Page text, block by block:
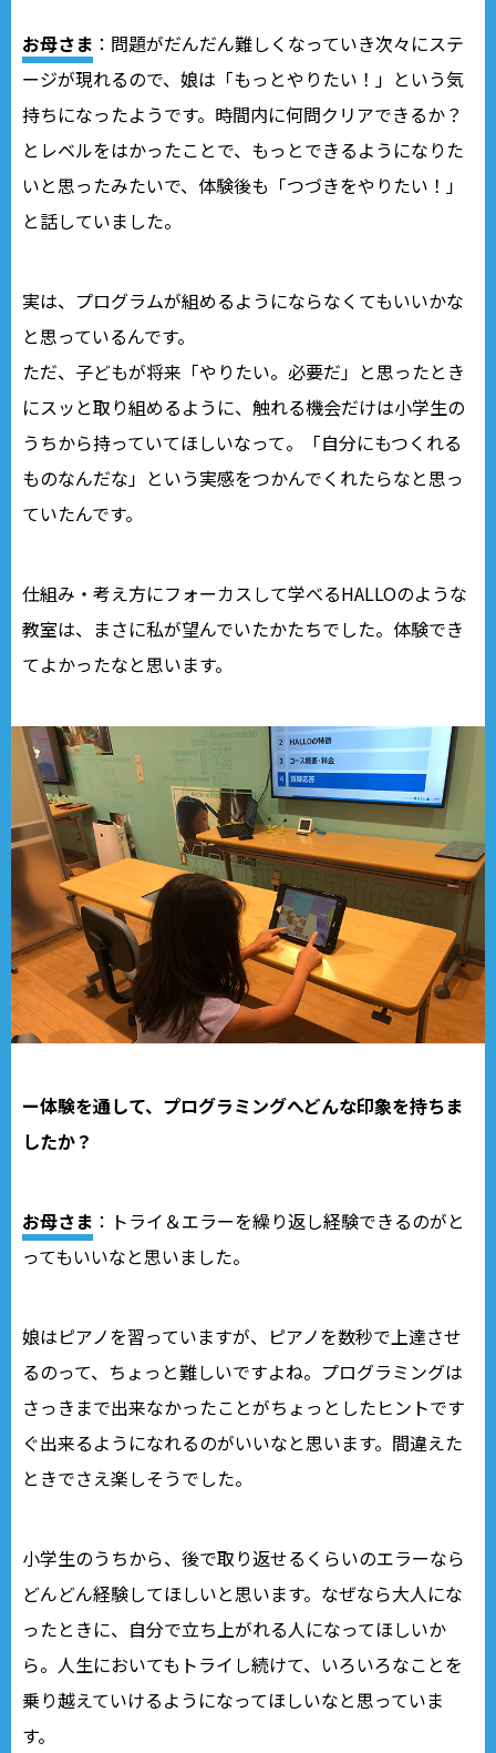
お母さま ：問題がだんだん難しくなっていき次々にステ
ージが現れるので、娘は「もっとやりたい！」という気
持ちになったようです。時間内に何問クリアできるか？
とレベルをはかったことで、もっとできるようになりた
いと思ったみたいで、体験後も「つづきをやりたい！」
と話していました。
実は、プログラムが組めるようにならなくてもいいかな
と思っているんです。
ただ、子どもが将来「やりたい。必要だ」と思ったとき
にスッと取り組めるように、触れる機会だけは小学生の
うちから持っていてほしいなって。「自分にもつくれる
ものなんだな」という実感をつかんでくれたらなと思っ
ていたんです。
仕組み・考え方にフォーカスして学べるHALLOのような
教室は、まさに私が望んでいたかたちでした。体験でき
てよかったなと思います。
ー体験を通して、プログラミングへどんな印象を持ちま
したか？
お母さま ：トライ＆エラーを繰り返し経験できるのがと
ってもいいなと思いました。
娘はピアノを習っていますが、ピアノを数秒で上達させ
るのって、ちょっと難しいですよね。プログラミングは
さっきまで出来なかったことがちょっとしたヒントです
ぐ出来るようになれるのがいいなと思います。間違えた
ときでさえ楽しそうでした。
小学生のうちから、後で取り返せるくらいのエラーなら
どんどん経験してほしいと思います。なぜなら大人にな
ったときに、自分で立ち上がれる人になってほしいか
ら。人生においてもトライし続けて、いろいろなことを
乗り越えていけるようになってほしいなと思っていま
す。